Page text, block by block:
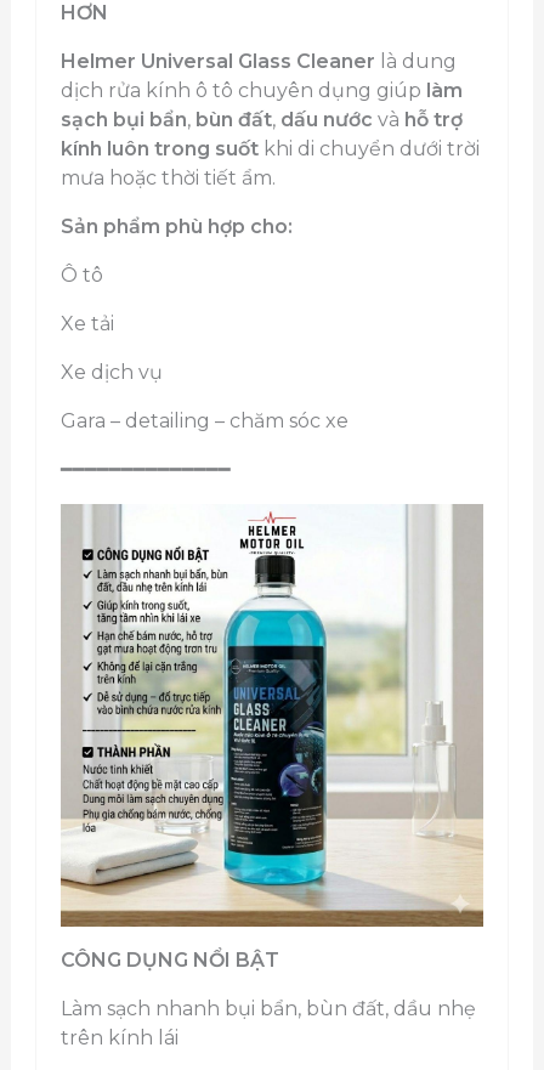
HƠN
Helmer Universal Glass Cleaner là dung
dịch rửa kính ô tô chuyên dụng giúp làm
sạch bụi bẩn, bùn đất, dấu nước và hỗ trợ
kính luôn trong suốt khi di chuyển dưới trời
mưa hoặc thời tiết ẩm.
Sản phẩm phù hợp cho:
Ô tô
Xe tải
Xe dịch vụ
Gara – detailing – chăm sóc xe
━━━━━━━━━━━━━━
CÔNG DỤNG NỔI BẬT
Làm sạch nhanh bụi bẩn, bùn đất, dầu nhẹ
trên kính lái